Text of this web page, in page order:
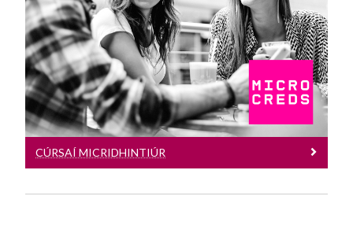
D'fhorbair Ollscoil na Gaillimhe sraith
lúfar cúrsaí micridhintiúr a sheachadtar
ar bhealaí solúbtha
CÚRSAÍ MICRIDHINTIÚR